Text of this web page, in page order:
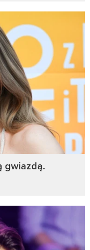
gwiazdą.